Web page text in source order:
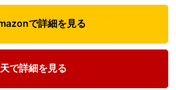
で詳細を見る
で詳細を見る